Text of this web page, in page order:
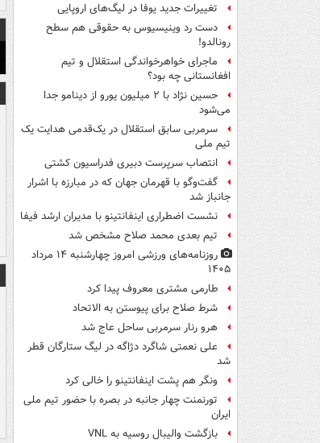
تغییرات جدید یوفا در لیگ‌های اروپایی
دست رد وینیسیوس به حقوقی هم سطح
رونالدو!
ماجرای خواهرخواندگی استقلال و تیم
افغانستانی چه بود؟
حسین نژاد با ۲ میلیون یورو از دینامو جدا
می‌شود
سرمربی سابق استقلال در یک‌قدمی هدایت یک
تیم ملی
انتصاب سرپرست دبیری فدراسیون کشتی
گفت‌وگو با قهرمان جهان که در مبارزه با اشرار
جانباز شد
نشست اضطراری اینفانتینو با مدیران ارشد فیفا
تیم بعدی محمد صلاح مشخص شد
روزنامه‌های ورزشی امروز چهارشنبه ۱۴ مرداد
۱۴۰۵
طارمی مشتری معروف پیدا کرد
شرط صلاح برای پیوستن به الاتحاد
هرو رنار سرمربی ساحل عاج شد
علی نعمتی شاگرد دژاگه در لیگ ستارگان قطر
شد
ونگر هم پشت اینفانتینو را خالی کرد
تورنمنت چهار جانبه در بصره با حضور تیم ملی
ایران
بازگشت والیبال روسیه به VNL